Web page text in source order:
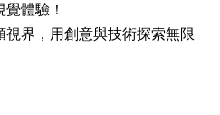
體驗！
界，用創意與技術探索無限